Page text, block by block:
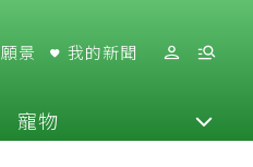
願景 我的新聞
寵物